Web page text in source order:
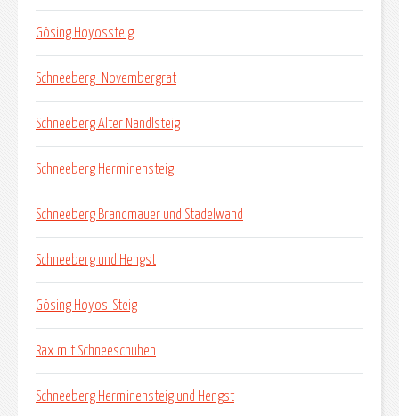
Gösing Hoyossteig
Schneeberg_Novembergrat
Schneeberg Alter Nandlsteig
Schneeberg Herminensteig
Schneeberg Brandmauer und Stadelwand
Schneeberg und Hengst
Gösing Hoyos-Steig
Rax mit Schneeschuhen
Schneeberg Herminensteig und Hengst